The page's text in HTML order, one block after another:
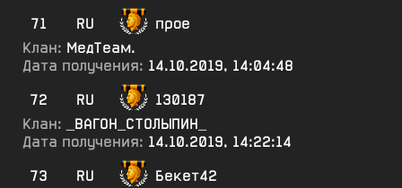
71
RU
прое
Клан: МедТеам.
Дата получения: 14.10.2019, 14:04:48
72
RU
130187
Клан:
_ВАГОН_СТОЛЫПИН_
Дата получения: 14.10.2019, 14:22:14
73
RU
Бекет42